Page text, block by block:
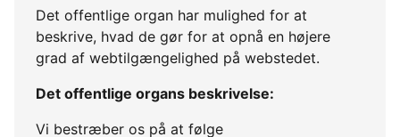
Det offentlige organ har mulighed for at
beskrive, hvad de gør for at opnå en højere
grad af webtilgængelighed på webstedet.
Det offentlige organs beskrivelse:
Vi bestræber os på at følge